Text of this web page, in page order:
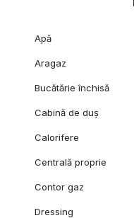
Apă
Aragaz
Bucătărie închisă
Cabină de duș
Calorifere
Centrală proprie
Contor gaz
Dressing